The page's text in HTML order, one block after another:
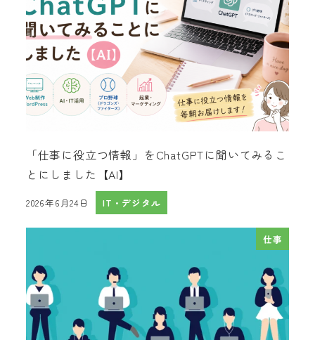
「仕事に役立つ情報」をChatGPTに聞いてみるこ
とにしました【AI】
投稿日
2026年6月24日 IT・デジタル
仕事